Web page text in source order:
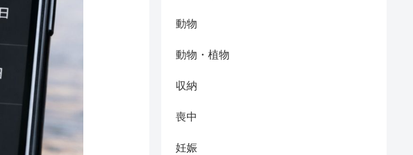
動物
動物・植物
収納
喪中
妊娠